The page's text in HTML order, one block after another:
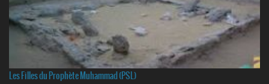
Les Filles du Prophète Muhammad (PSL)